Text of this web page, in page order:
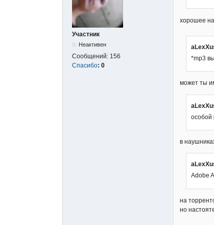
Участник
Неактивен
Сообщений: 156
Спасибо: 0
хорошее
*mp3
может ты
особой
в
Adobe
на
но